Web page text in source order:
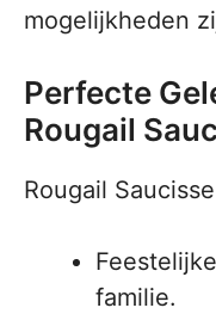
mogelijkheden
Perfecte
Rougail
Rougail
familie.